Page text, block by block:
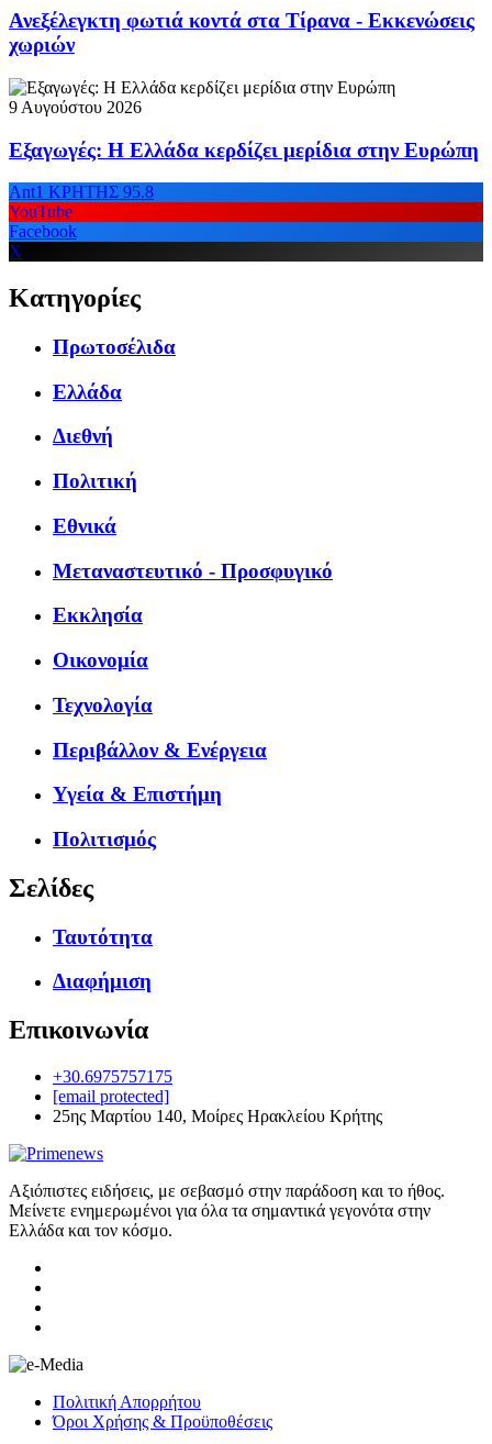
Ανεξέλεγκτη φωτιά κοντά στα Τίρανα - Εκκενώσεις
χωριών
9 Αυγούστου 2026
Εξαγωγές: Η Ελλάδα κερδίζει μερίδια στην Ευρώπη
Ant1 ΚΡΗΤΗΣ 95.8
YouTube
Facebook
X
Κατηγορίες
Πρωτοσέλιδα
Ελλάδα
Διεθνή
Πολιτική
Εθνικά
Μεταναστευτικό - Προσφυγικό
Εκκλησία
Οικονομία
Τεχνολογία
Περιβάλλον & Ενέργεια
Υγεία & Επιστήμη
Πολιτισμός
Σελίδες
Ταυτότητα
Διαφήμιση
Επικοινωνία
+30.6975757175
[email protected]
25ης Μαρτίου 140, Μοίρες Ηρακλείου Κρήτης
Αξιόπιστες ειδήσεις, με σεβασμό στην παράδοση και το ήθος.
Μείνετε ενημερωμένοι για όλα τα σημαντικά γεγονότα στην
Ελλάδα και τον κόσμο.
Πολιτική Απορρήτου
Όροι Χρήσης & Προϋποθέσεις